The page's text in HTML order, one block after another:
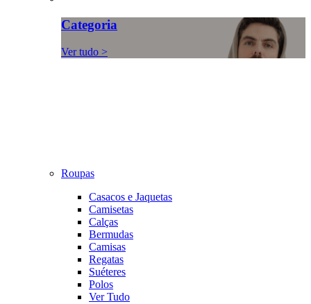
Categoria
Ver tudo >
Roupas
Casacos e Jaquetas
Camisetas
Calças
Bermudas
Camisas
Regatas
Suéteres
Polos
Ver Tudo